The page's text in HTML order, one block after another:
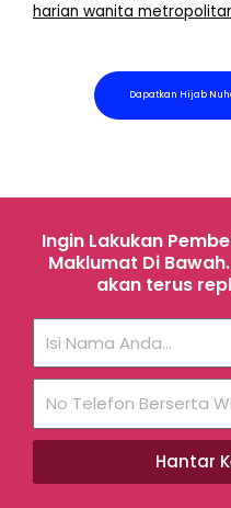
harian wanita
Dapatkan Hijab
Ingin Lakukan
Maklumat Di
akan terus
Hantar